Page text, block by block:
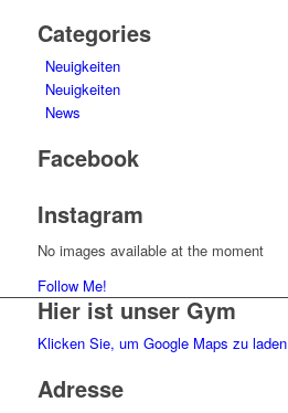
Categories
Neuigkeiten
Neuigkeiten
News
Facebook
Instagram
No images available at the moment
Follow Me!
Hier ist unser Gym
Klicken Sie, um Google Maps zu laden
Adresse